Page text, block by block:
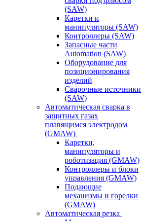
(SAW)
Каретки и
манипуляторы (SAW)
Контроллеры (SAW)
Запасные части
Automation (SAW)
Оборудование для
позиционирования
изделий
Сварочные источники
(SAW)
Автоматическая сварка в
защитных газах
плавящимся электродом
(GMAW)
Каретки,
манипуляторы и
роботизация (GMAW)
Контроллеры и блоки
управления (GMAW)
Подающие
механизмы и горелки
(GMAW)
Автоматическая резка